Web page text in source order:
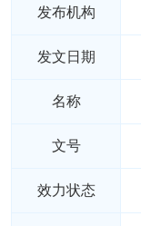
发布机构
发文日期
名称
文号
效力状态